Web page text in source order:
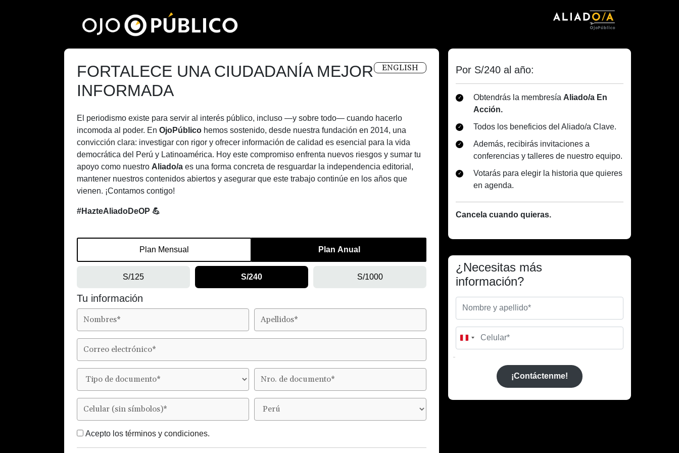
FORTALECE UNA CIUDADANÍA MEJOR
INFORMADA
ENGLISH
El periodismo existe para servir al interés público, incluso —y sobre todo— cuando hacerlo
incomoda al poder. En OjoPúblico hemos sostenido, desde nuestra fundación en 2014, una
convicción clara: investigar con rigor y ofrecer información de calidad es esencial para la vida
democrática del Perú y Latinoamérica. Hoy este compromiso enfrenta nuevos riesgos y sumar tu
apoyo como nuestro Aliado/a es una forma concreta de resguardar la independencia editorial,
mantener nuestros contenidos abiertos y asegurar que este trabajo continúe en los años que
vienen. ¡Contamos contigo!
#HazteAliadoDeOP 💪
Plan Mensual Plan Anual
S/125 S/240 S/1000
Tu información
Acepto los términos y condiciones.
Por S/240 al año:
Obtendrás la membresía Aliado/a En
Acción.
Todos los beneficios del Aliado/a Clave.
Además, recibirás invitaciones a
conferencias y talleres de nuestro equipo.
Votarás para elegir la historia que quieres
en agenda.
Cancela cuando quieras.
¿Necesitas más
información?
Peru
¡Contáctenme!